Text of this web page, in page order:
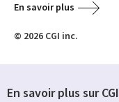
En savoir plus
© 2026 CGI inc.
En savoir plus sur CGI